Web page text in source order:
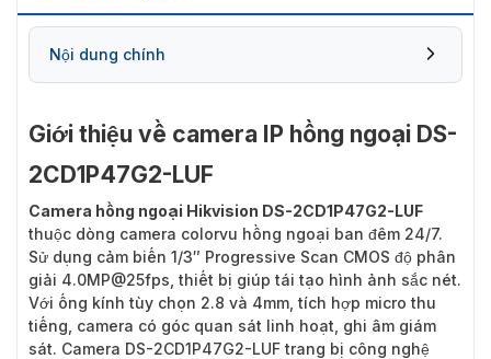
Nội dung chính
Giới thiệu về camera IP hồng ngoại DS-
2CD1P47G2-LUF
Camera hồng ngoại Hikvision DS-2CD1P47G2-LUF
thuộc dòng camera colorvu hồng ngoại ban đêm 24/7.
Sử dụng cảm biến 1/3″ Progressive Scan CMOS độ phân
giải 4.0MP@25fps, thiết bị giúp tái tạo hình ảnh sắc nét.
Với ống kính tùy chọn 2.8 và 4mm, tích hợp micro thu
tiếng, camera có góc quan sát linh hoạt, ghi âm giám
sát. Camera DS-2CD1P47G2-LUF trang bị công nghệ